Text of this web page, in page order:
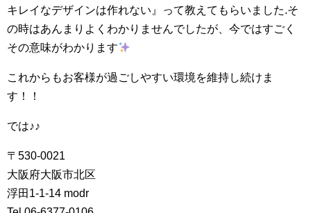
キレイなデザインは作れない』って教えてもらいました.そ
の時はあんまりよくわかりませんでしたが、今ではすごく
その意味がわかります
これからもお客様が過ごしやすい環境を維持し続けま
す！！
では♪♪
〒530-0021
大阪府大阪市北区
浮田1-1-14 modr